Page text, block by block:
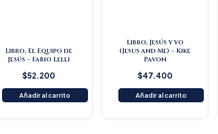
Libro, El Equipo de
Jesús – Fabio Lelli
$52.200
Añadir al carrito
Libro, Jesús y yo
(Jesus and Me) – Kike
Pavon
$47.400
Añadir al carrito